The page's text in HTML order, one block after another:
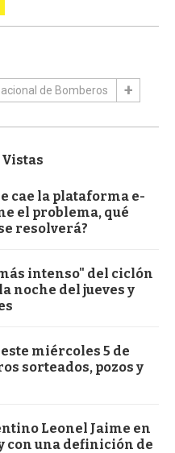
de Bomberos
Vistas
cae la plataforma e-
el problema, qué
resolverá?
intenso" del ciclón
noche del jueves y
miércoles 5 de
sorteados, pozos y
Leonel Jaime en
con una definición de